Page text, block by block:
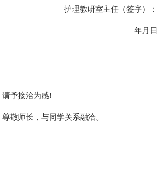
护理教研室主任（签字）：
年月日
予接洽为感!
敬师长，与同学关系融洽。